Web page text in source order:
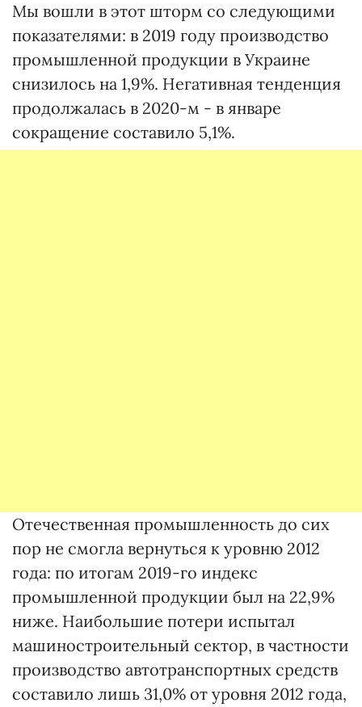
Мы вошли в этот шторм со следующими
показателями: в 2019 году производство
промышленной продукции в Украине
снизилось на 1,9%. Негативная тенденция
продолжалась в 2020-м - в январе
сокращение составило 5,1%.
Отечественная промышленность до сих
пор не смогла вернуться к уровню 2012
года: по итогам 2019-го индекс
промышленной продукции был на 22,9%
ниже. Наибольшие потери испытал
машиностроительный сектор, в частности
производство автотранспортных средств
составило лишь 31,0% от уровня 2012 года,